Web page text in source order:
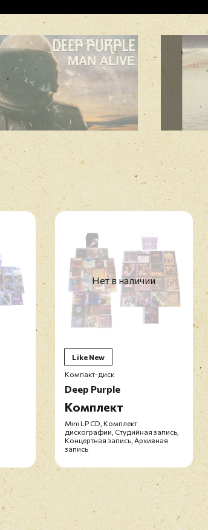
Нет в наличии
Like New
Компакт-диск
Deep Purple
Комплект
Mini LP CD, Комплект
дискографии, Студийная запись,
Концертная запись, Архивная
запись